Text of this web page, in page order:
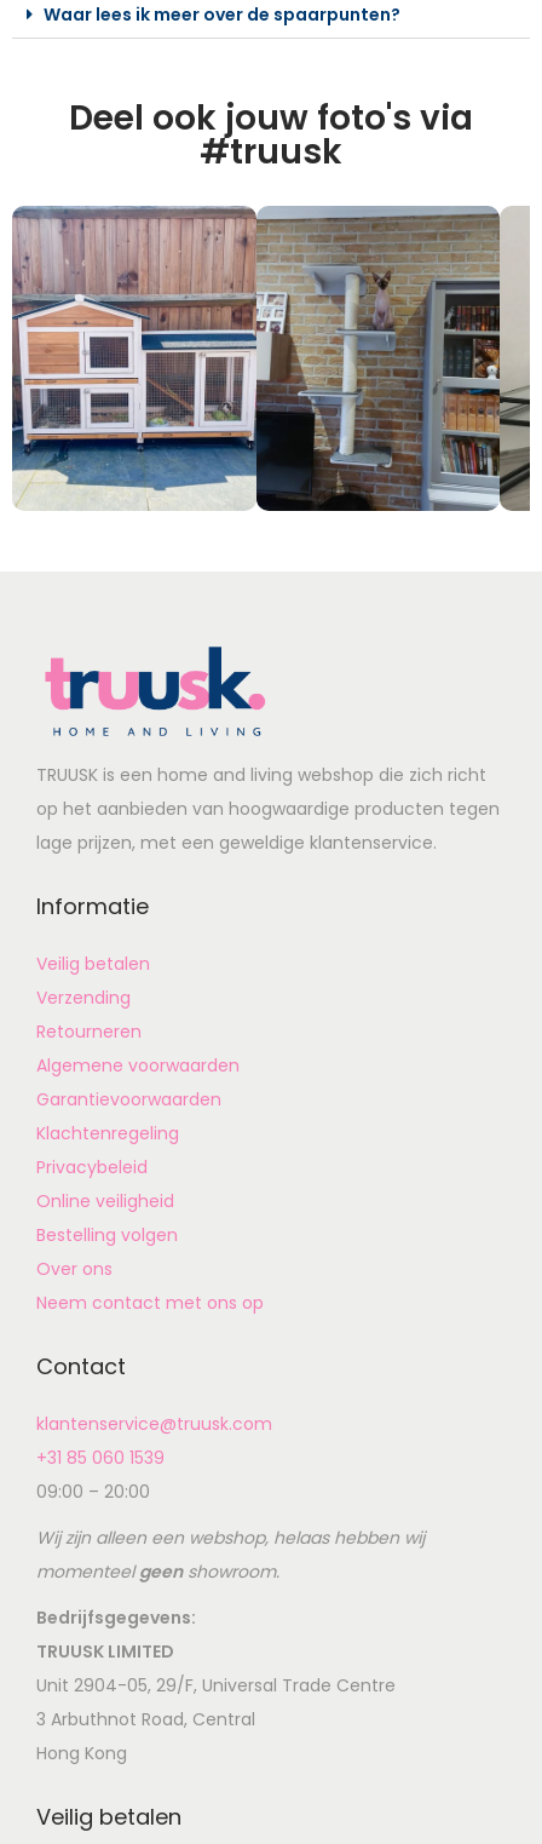
Waar lees ik meer over de spaarpunten?
Deel ook jouw foto's via
#truusk
TRUUSK is een home and living webshop die zich richt
op het aanbieden van hoogwaardige producten tegen
lage prijzen, met een geweldige klantenservice.
Informatie
Veilig betalen
Verzending
Retourneren
Algemene voorwaarden
Garantievoorwaarden
Klachtenregeling
Privacybeleid
Online veiligheid
Bestelling volgen
Over ons
Neem contact met ons op
Contact
klantenservice@truusk.com
+31 85 060 1539
09:00 – 20:00
Wij zijn alleen een webshop, helaas hebben wij
momenteelgeenshowroom.
Bedrijfsgegevens:
TRUUSK LIMITED
Unit 2904-05, 29/F, Universal Trade Centre
3 Arbuthnot Road, Central
Hong Kong
Veilig betalen